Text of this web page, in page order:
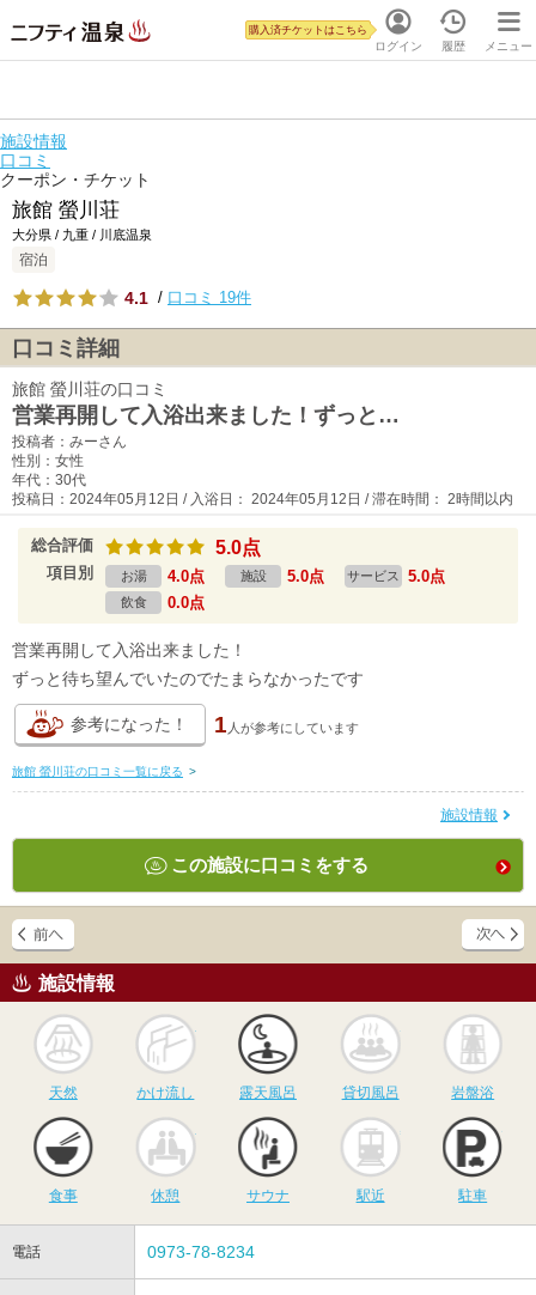
ログイン
購入済チケットはこちら
履歴 メニュー
施設情報
口コミ
クーポン・チケット
旅館 螢川荘
大分県 / 九重 / 川底温泉
宿泊
4.1 / 口コミ 19件
口コミ詳細
旅館 螢川荘の口コミ
営業再開して入浴出来ました！ずっと…
投稿者：みーさん
性別：女性
年代：30代
投稿日：2024年05月12日 / 入浴日： 2024年05月12日 / 滞在時間： 2時間以内
総合評価 5.0点
項目別 お湯 4.0点 施設 5.0点 サービス 5.0点
飲食 0.0点
営業再開して入浴出来ました！
ずっと待ち望んでいたのでたまらなかったです
参考になった！ 1 人が参考にしています
旅館 螢川荘の口コミ一覧に戻る >
施設情報
この施設に口コミをする
施設情報
天然
かけ流し
かけ流し
露天風呂
露天風呂
貸切風呂
貸切風呂 岩盤浴
食事 休憩
サウナ
サウナ 駅近 駐車
電話 0973-78-8234